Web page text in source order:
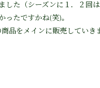
した（シーズンに１．２回
たですかね(笑)。
品をメインに販売していき